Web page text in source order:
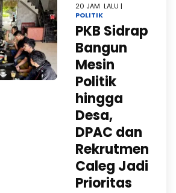
20 JAM LALU |
POLITIK
PKB Sidrap
Bangun
Mesin
Politik
hingga
Desa,
DPAC dan
Rekrutmen
Caleg Jadi
Prioritas